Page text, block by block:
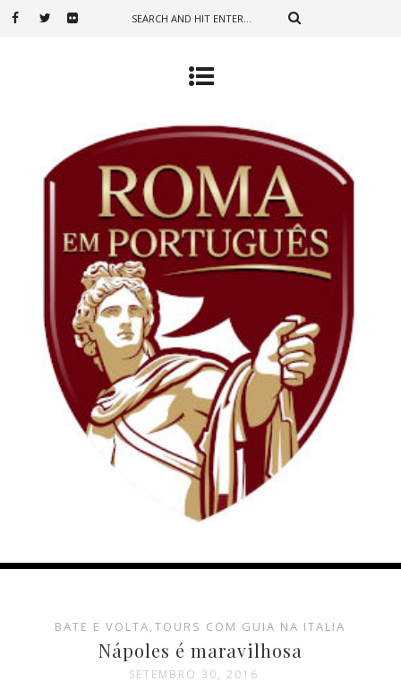
BATE E VOLTA,TOURS COM GUIA NA ITALIA
Nápoles é maravilhosa
SETEMBRO 30, 2016